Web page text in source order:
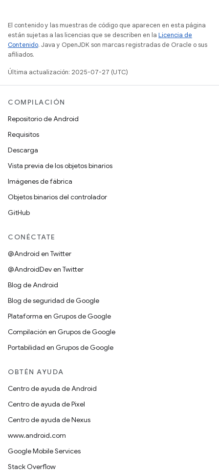
El contenido y las muestras de código que aparecen en esta página
están sujetas a las licencias que se describen en la Licencia de
Contenido. Java y OpenJDK son marcas registradas de Oracle o sus
afiliados.
Última actualización: 2025-07-27 (UTC)
COMPILACIÓN
Repositorio de Android
Requisitos
Descarga
Vista previa de los objetos binarios
Imágenes de fábrica
Objetos binarios del controlador
GitHub
CONÉCTATE
@Android en Twitter
@AndroidDev en Twitter
Blog de Android
Blog de seguridad de Google
Plataforma en Grupos de Google
Compilación en Grupos de Google
Portabilidad en Grupos de Google
OBTÉN AYUDA
Centro de ayuda de Android
Centro de ayuda de Pixel
Centro de ayuda de Nexus
www.android.com
Google Mobile Services
Stack Overflow